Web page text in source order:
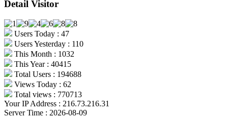
Detail Visitor
Users Today : 47
Users Yesterday : 110
This Month : 1032
This Year : 40415
Total Users : 194688
Views Today : 62
Total views : 770713
Your IP Address : 216.73.216.31
Server Time : 2026-08-09